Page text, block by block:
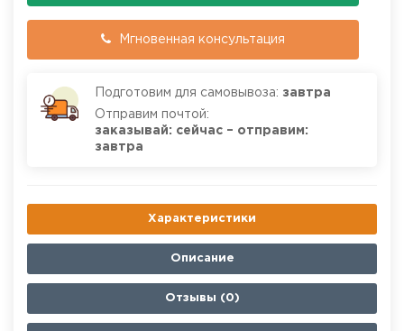
Мгновенная консультация
Подготовим для самовывоза: завтра
Отправим почтой:
заказывай: сейчас – отправим:
завтра
Характеристики
Описание
Отзывы (0)